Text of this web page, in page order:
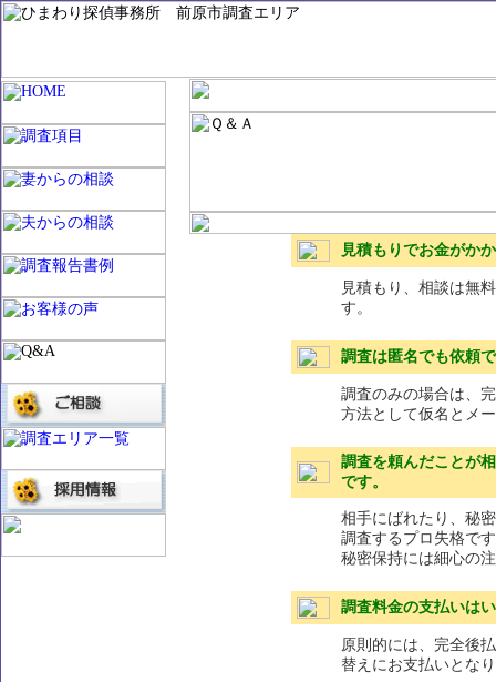
見積もりでお金がか
見積もり、相談は無
す。
調査は匿名でも依頼
調査のみの場合は、
方法として仮名とメ
調査を頼んだことが
です。
相手にばれたり、秘
調査するプロ失格で
秘密保持には細心の
調査料金の支払いは
原則的には、完全後
替えにお支払いとな